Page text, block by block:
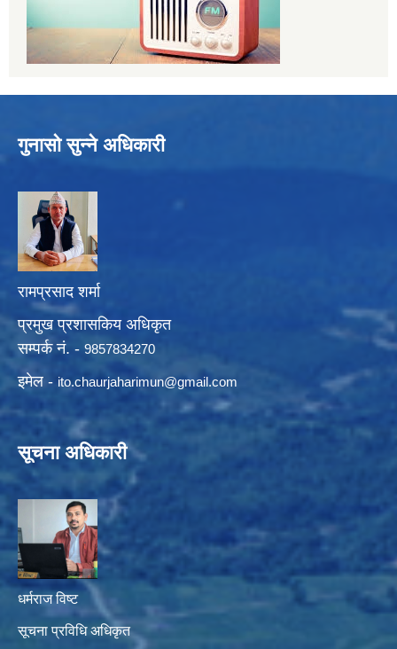
गुनासो सुन्ने अधिकारी
रामप्रसाद शर्मा
प्रमुख प्रशासकिय अधिकृत
सम्पर्क नं. - 9857834270
इमेल - ito.chaurjaharimun@gmail.com
सूचना अधिकारी
धर्मराज विष्ट
सूचना प्रविधि अधिकृत